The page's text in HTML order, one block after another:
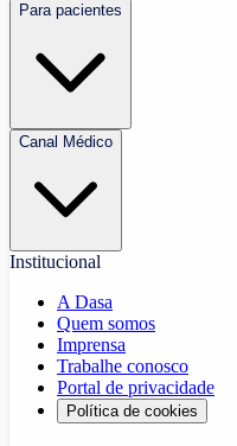
Para pacientes
Canal Médico
Institucional
A Dasa
Quem somos
Imprensa
Trabalhe conosco
Portal de privacidade
Política de cookies